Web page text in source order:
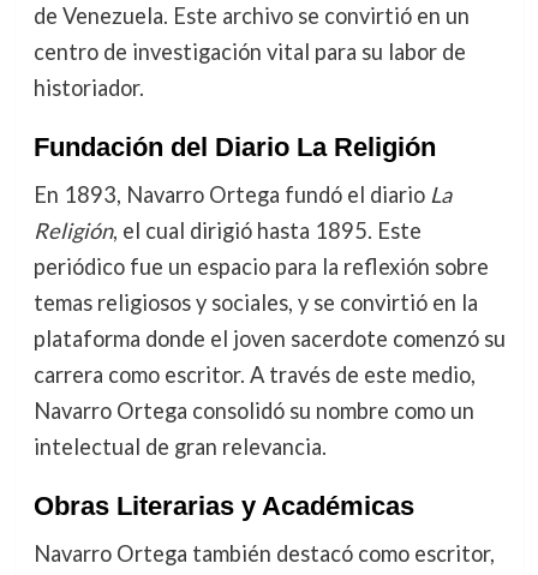
de Venezuela. Este archivo se convirtió en un
centro de investigación vital para su labor de
historiador.
Fundación del Diario La Religión
En 1893, Navarro Ortega fundó el diario La
Religión, el cual dirigió hasta 1895. Este
periódico fue un espacio para la reflexión sobre
temas religiosos y sociales, y se convirtió en la
plataforma donde el joven sacerdote comenzó su
carrera como escritor. A través de este medio,
Navarro Ortega consolidó su nombre como un
intelectual de gran relevancia.
Obras Literarias y Académicas
Navarro Ortega también destacó como escritor,